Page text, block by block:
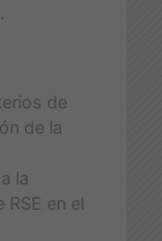
de
de la
la
en el